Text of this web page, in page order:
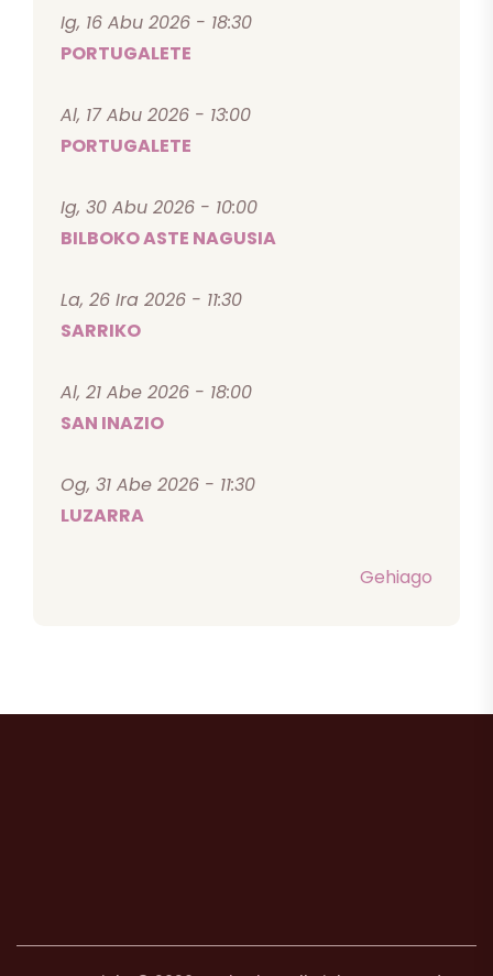
Ig, 16 Abu 2026 - 18:30
PORTUGALETE
Al, 17 Abu 2026 - 13:00
PORTUGALETE
Ig, 30 Abu 2026 - 10:00
BILBOKO ASTE NAGUSIA
La, 26 Ira 2026 - 11:30
SARRIKO
Al, 21 Abe 2026 - 18:00
SAN INAZIO
Og, 31 Abe 2026 - 11:30
LUZARRA
Gehiago